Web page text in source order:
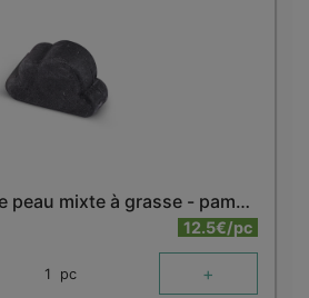
Nettoyant visage peau mixte à grasse - pamplemousse
12.5€/pc
1 pc +